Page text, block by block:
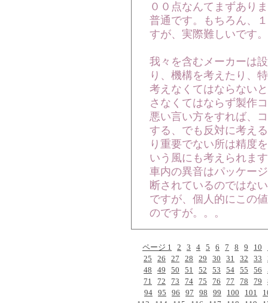
００点なんてまずあり
普通です。もちろん、
すが、実際難しいです。
我々を含むメーカーは
り、機構を考えたり、
考えなくてはならない
さなくてはならず製作
悪い言い方をすれば、
する、でも反対に考え
り重要でない所は精度
いう風にも考えられま
車内の異音はパッケー
断されているのではな
ですが、個人的にこの
のですが。。。
ページ 1 2 3 4 5 6 7 8 9 10
25
26 27 28 29 30 31 32 33
48
49 50 51 52 53 54 55 56
71
72 73 74 75 76 77 78 79
94 95 96 97 98 99 100 101